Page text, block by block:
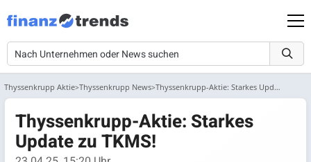
Thyssenkrupp Aktie Thyssenkrupp News Thyssenkrupp-Aktie: Starkes Update zu TKMS!
Thyssenkrupp-Aktie: Starkes
Update zu TKMS!